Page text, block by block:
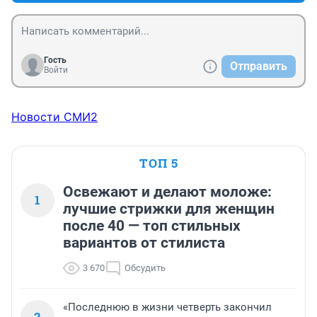
Гость
Войти
Отправить
Новости СМИ2
ТОП 5
1
Освежают и делают моложе:
лучшие стрижки для женщин
после 40 — топ стильных
вариантов от стилиста
3 670 Обсудить
«Последнюю в жизни четверть закончил